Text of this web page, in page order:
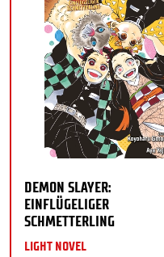
DEMON SLAYER:
EINFLÜGELIGER
SCHMETTERLING
LIGHT NOVEL